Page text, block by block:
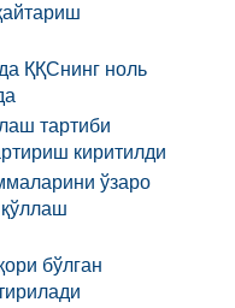
ҚҚСнинг ноль
тартиби
киритилди
ўзаро
бўлган